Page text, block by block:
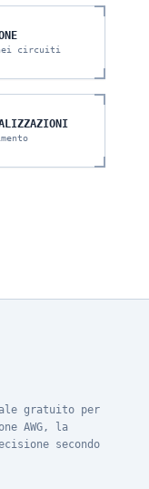
circuiti
gratuito per
AWG, la
secondo